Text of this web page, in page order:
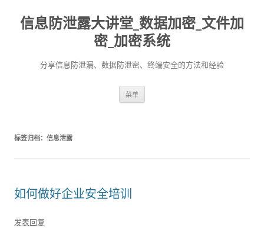
信息防泄露大讲堂_数据加密_文件加
密_加密系统
分享信息防泄漏、数据防泄密、终端安全的方法和经验
菜单
标签归档： 信息泄露
如何做好企业安全培训
发表回复